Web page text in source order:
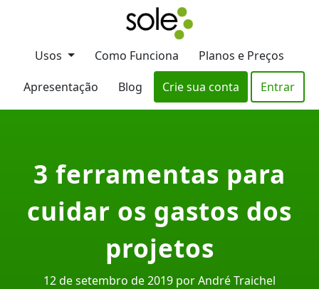
Usos Como Funciona
Planos e Preços
Apresentação
Blog Crie sua conta Entrar
3 ferramentas para
cuidar os gastos dos
projetos
12 de setembro de 2019 por André Traichel